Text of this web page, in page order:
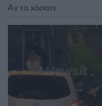
Αν τα χάσατε